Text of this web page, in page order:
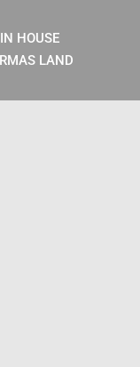
HOUSE
LAND